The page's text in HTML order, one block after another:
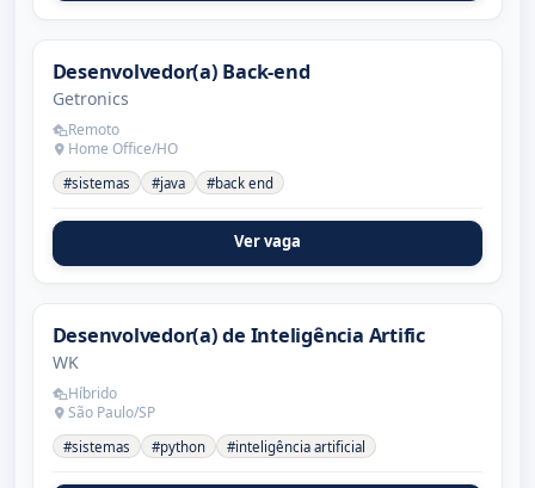
Desenvolvedor(a) Back-end
Getronics
Remoto
Home Office/HO
#sistemas #java #back end
Ver vaga
Desenvolvedor(a) de Inteligência Artific
WK
Híbrido
São Paulo/SP
#sistemas #python #inteligência artificial